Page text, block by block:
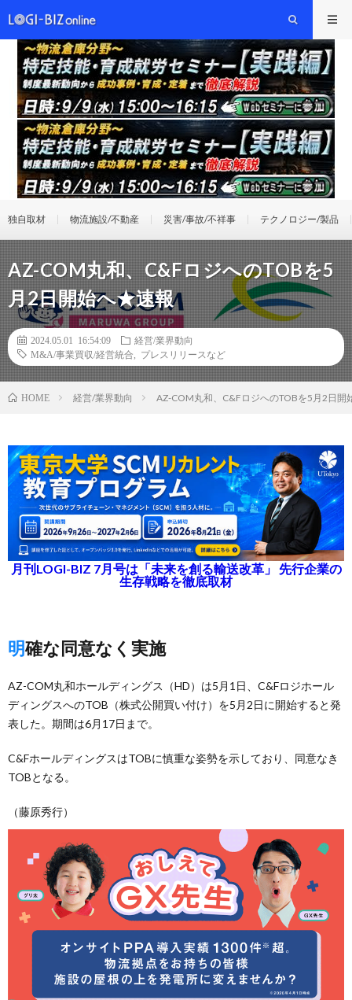
独自取材 物流施設/不動産 災害/事故/不祥事 テクノロジー/製品
AZ-COM丸和、C&FロジへのTOBを5
月2日開始へ★速報
2024.05.01 16:54:09
経営/業界動向
M&A/事業買収/経営統合
プレスリリースなど
HOME 経営/業界動向 AZ-COM丸和、C&FロジへのTOBを5月2日
月刊LOGI-BIZ 7月号は「未来を創る輸送改革」 先行企業の
生存戦略を徹底取材
明確な同意なく実施
AZ-COM丸和ホールディングス（HD）は5月1日、C&Fロジホール
ディングスへのTOB（株式公開買い付け）を5月2日に開始すると発
表した。期間は6月17日まで。
C&FホールディングスはTOBに慎重な姿勢を示しており、同意なき
TOBとなる。
（藤原秀行）